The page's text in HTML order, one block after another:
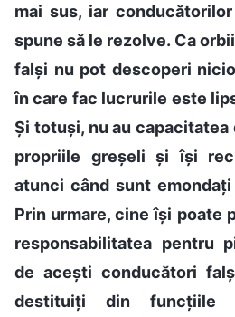
mai sus, iar
spune să le rezolve. Ca
falși nu pot descoperi
în care fac lucrurile este
Și totuși, nu au capacitatea
propriile greșeli și își
atunci când sunt
Prin urmare, cine își poate
responsabilitatea pentru
de acești conducători
destituiți din